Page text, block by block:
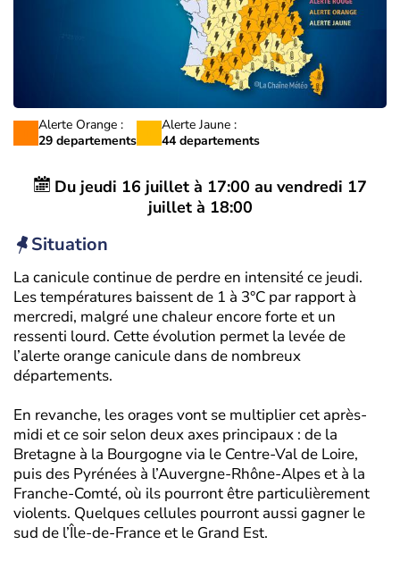
Alerte Orange :
29 departements
Alerte Jaune :
44 departements
Du jeudi 16 juillet à 17:00 au vendredi 17
juillet à 18:00
Situation
La canicule continue de perdre en intensité ce jeudi.
Les températures baissent de 1 à 3°C par rapport à
mercredi, malgré une chaleur encore forte et un
ressenti lourd. Cette évolution permet la levée de
l’alerte orange canicule dans de nombreux
départements.
En revanche, les orages vont se multiplier cet après-
midi et ce soir selon deux axes principaux : de la
Bretagne à la Bourgogne via le Centre-Val de Loire,
puis des Pyrénées à l’Auvergne-Rhône-Alpes et à la
Franche-Comté, où ils pourront être particulièrement
violents. Quelques cellules pourront aussi gagner le
sud de l’Île-de-France et le Grand Est.